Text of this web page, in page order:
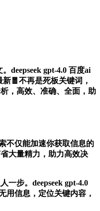
deepseek gpt-4.0 百度ai
🧧不再是死板关键词，
，高效、准确、全面，助
不仅能加速你获取信息的
大量精力，助力高效决
一步。deepseek gpt-4.0
用信息，定位关键内容，